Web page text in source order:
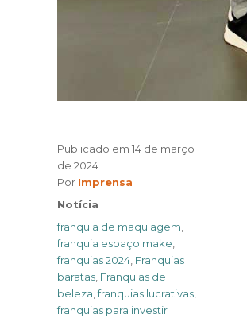
Publicado em 14 de março
de 2024
Por Author
Imprensa
Categories
Notícia
Tags
franquia de maquiagem
franquia espaço make
franquias 2024 Franquias
baratas Franquias de
beleza ,franquias lucrativas
franquias para investir